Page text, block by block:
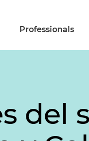
Professionals
del